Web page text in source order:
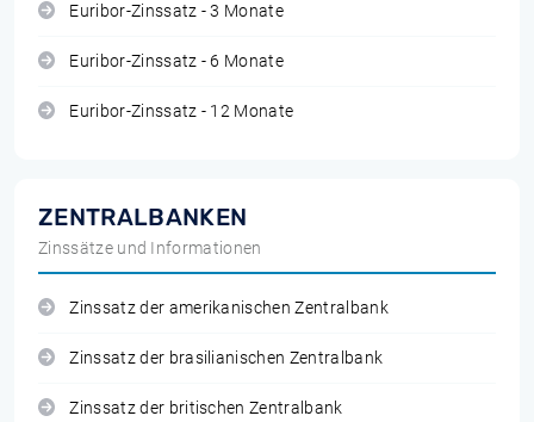
Euribor-Zinssatz - 3 Monate
Euribor-Zinssatz - 6 Monate
Euribor-Zinssatz - 12 Monate
ZENTRALBANKEN
Zinssätze und Informationen
Zinssatz der amerikanischen Zentralbank
Zinssatz der brasilianischen Zentralbank
Zinssatz der britischen Zentralbank